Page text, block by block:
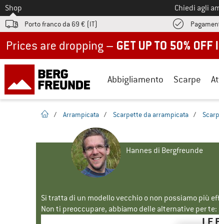
Allo
Shop Chiedi agli
Porto franco da 69 € (IT)
Abbigliamento Scarpe
pagina iniziale
/ Arrampicata / Scarpette da arrampicata /
Hannes di Bergfreunde
Si tratta di un modello vecchio o non possiamo più
Non ti preoccupare, abbiamo delle alternative per te: